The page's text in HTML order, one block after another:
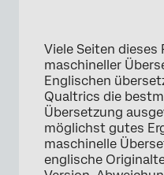
Viele Seiten
maschineller
Englischen
Qualtrics die
Übersetzung
möglichst gutes
maschinelle
englische